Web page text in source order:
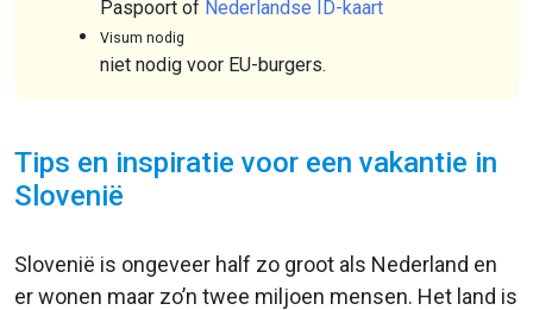
Paspoort of Nederlandse ID-kaart
Visum nodig
niet nodig voor EU-burgers.
Tips en inspiratie voor een vakantie in
Slovenië
Slovenië is ongeveer half zo groot als Nederland en
er wonen maar zo’n twee miljoen mensen. Het land is